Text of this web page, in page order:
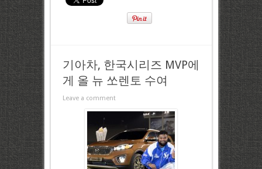
기아차, 한국시리즈 MVP에
게 올 뉴 쏘렌토 수여
Leave a comment